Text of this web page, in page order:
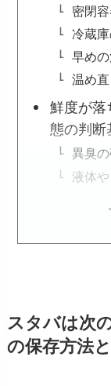
密閉
冷蔵
早め
温め
鮮度が落
態の判断
異臭
液体
スタバは次
の保存方法